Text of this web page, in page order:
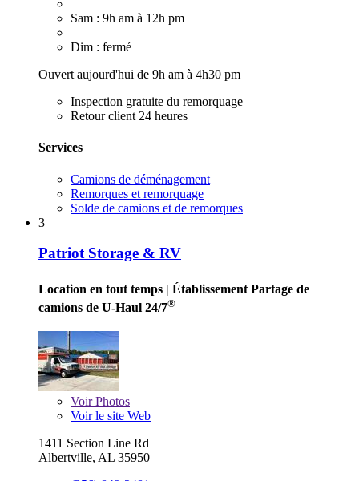
Sam : 9h am à 12h pm
Dim : fermé
Ouvert aujourd'hui de 9h am à 4h30 pm
Inspection gratuite du remorquage
Retour client 24 heures
Services
Camions de déménagement
Remorques et remorquage
Solde de camions et de remorques
3
Patriot Storage & RV
Location en tout temps | Établissement Partage de
camions de U-Haul 24/7®
VoirPhotos
Voir le site Web
1411 Section Line Rd
Albertville, AL 35950